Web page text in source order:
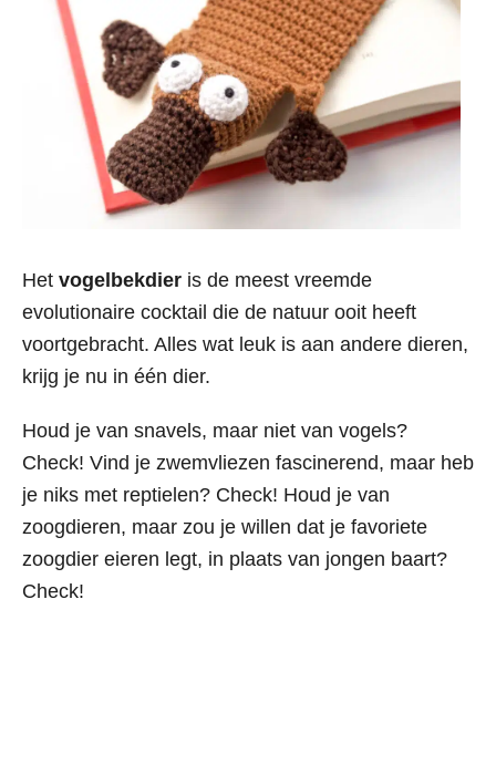
Het vogelbekdier is de meest vreemde
evolutionaire cocktail die de natuur ooit heeft
voortgebracht. Alles wat leuk is aan andere dieren,
krijg je nu in één dier.
Houd je van snavels, maar niet van vogels?
Check! Vind je zwemvliezen fascinerend, maar heb
je niks met reptielen? Check! Houd je van
zoogdieren, maar zou je willen dat je favoriete
zoogdier eieren legt, in plaats van jongen baart?
Check!